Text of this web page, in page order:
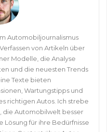
Automobiljournalismus
von Artikeln über
Modelle, die Analyse
und die neuesten Trends
Texte bieten
Wartungstipps und
richtigen Autos. Ich strebe
die Automobilwelt besser
für ihre Bedürfnisse